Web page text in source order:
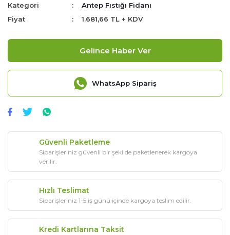
Kategori
Antep Fıstığı Fidanı
Fiyat
1.681,66 TL + KDV
Gelince Haber Ver
WhatsApp Sipariş
Güvenli Paketleme
Siparişleriniz güvenli bir şekilde paketlenerek kargoya
verilir.
Hızlı Teslimat
Siparişleriniz 1-5 iş günü içinde kargoya teslim edilir.
Kredi Kartlarına Taksit